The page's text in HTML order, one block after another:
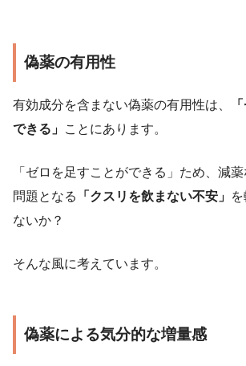
偽薬の有用性
有効成分を含まない偽薬の有用性は、
できる」 ことにあります。
「ゼロを足すことができる」ため、減
問題となる
「クスリを飲まない不安」
ないか？
そんな風に考えています。
偽薬による気分的な増量感